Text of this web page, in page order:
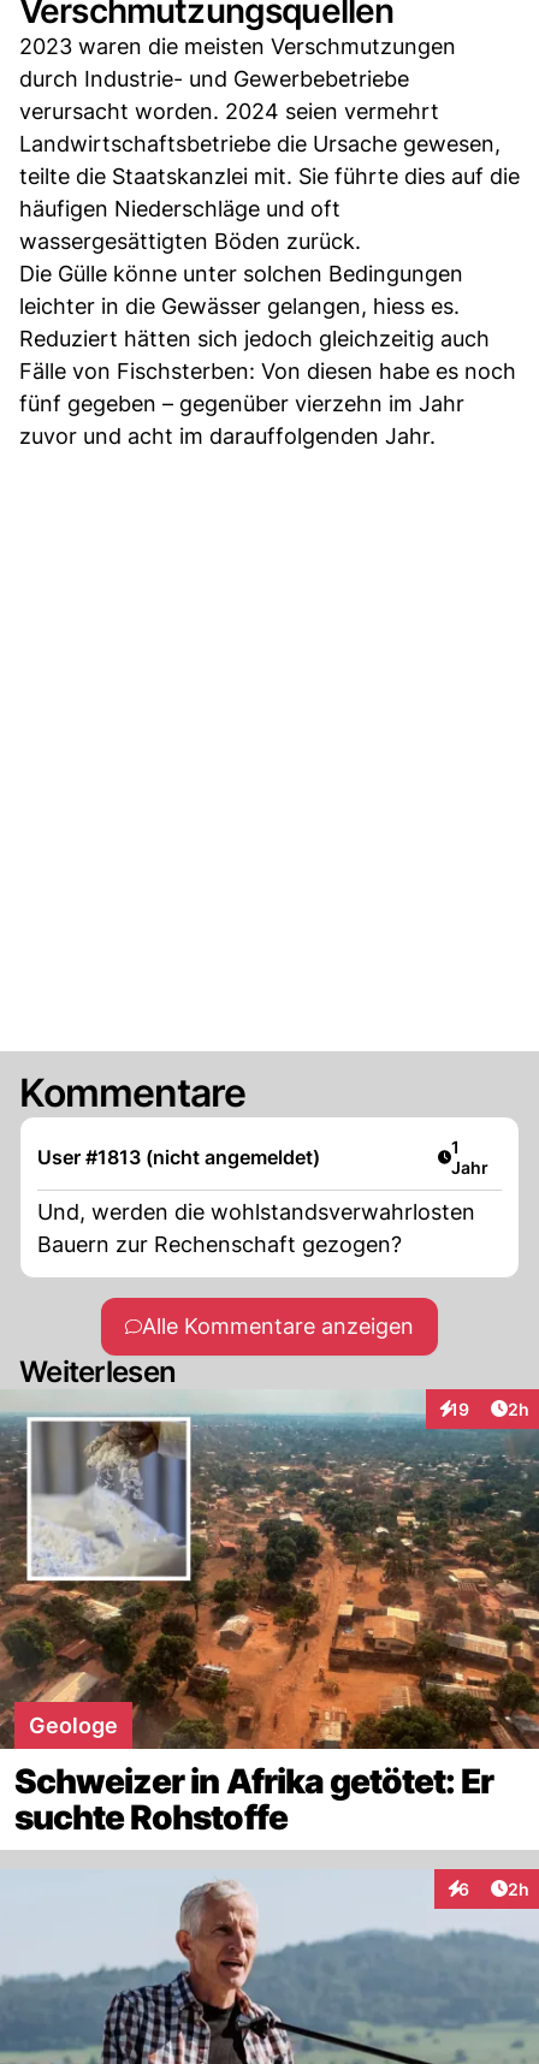
Verschmutzungsquellen
2023 waren die meisten Verschmutzungen
durch Industrie- und Gewerbebetriebe
verursacht worden. 2024 seien vermehrt
Landwirtschaftsbetriebe die Ursache gewesen,
teilte die Staatskanzlei mit. Sie führte dies auf die
häufigen Niederschläge und oft
wassergesättigten Böden zurück.
Die Gülle könne unter solchen Bedingungen
leichter in die Gewässer gelangen, hiess es.
Reduziert hätten sich jedoch gleichzeitig auch
Fälle von Fischsterben: Von diesen habe es noch
fünf gegeben – gegenüber vierzehn im Jahr
zuvor und acht im darauffolgenden Jahr.
Kommentare
User #1813 (nicht angemeldet) Artikel
1
Jahr
Und, werden die wohlstandsverwahrlosten
Bauern zur Rechenschaft gezogen?
Alle Kommentare anzeigen
Weiterlesen
19
Interaktionen
2h
Geologe
Schweizer in Afrika getötet: Er
suchte Rohstoffe
6 2h